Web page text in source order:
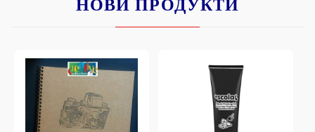
НОВИ ПРОДУКТИ